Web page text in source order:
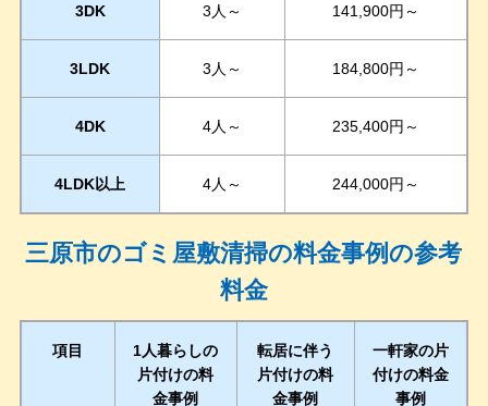
3DK 3人～ 141,900円～
3LDK 3人～ 184,800円～
4DK 4人～ 235,400円～
4LDK以上 4人～ 244,000円～
三原市のゴミ屋敷清掃の料金事例の参考
料金
項目
1人暮らしの
片付けの料
金事例
転居に伴う
片付けの料
金事例
一軒家の片
付けの料金
事例